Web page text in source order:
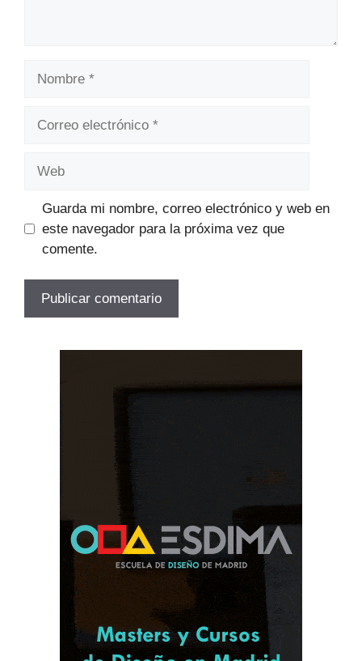
Guarda mi nombre, correo electrónico y web en
este navegador para la próxima vez que
comente.